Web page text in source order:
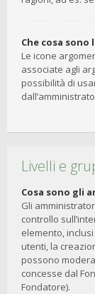
Che cosa
Le icone
associate agli
possibilità di
Livelli e
Cosa sono gli
Gli
controllo
elemento,
utenti, la
possono
concesse dal
Fondatore).